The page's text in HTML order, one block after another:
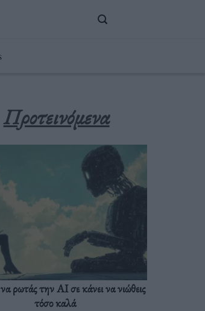
Προτεινόμενα
να ρωτάς την AI σε κάνει να νιώθεις
τόσο καλά